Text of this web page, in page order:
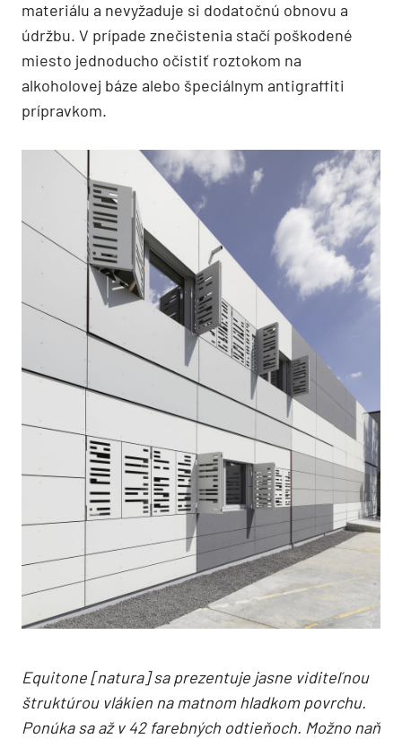
materiálu a nevyžaduje si dodatočnú obnovu a
údržbu. V prípade znečistenia stačí poškodené
miesto jednoducho očistiť roztokom na
alkoholovej báze alebo špeciálnym antigraffiti
prípravkom.
Equitone [natura] sa prezentuje jasne viditeľnou
štruktúrou vlákien na matnom hladkom povrchu.
Ponúka sa až v 42 farebných odtieňoch. Možno naň